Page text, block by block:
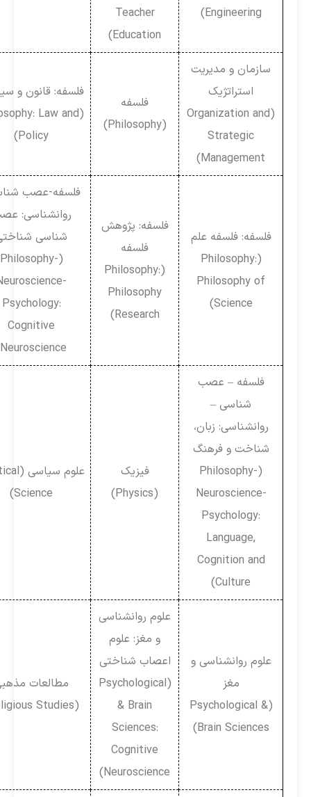
Engineering)
Teacher
Education)
سازمان و مدیریت
استراتژیک
(Organization and
Strategic
Management)
فلسفه: قانون و سیاست
(Philosophy: Law and
Policy)
فلسفه: فلسفه علم
(Philosophy:
Philosophy of
Science)
فلسفه: پژوهش
(Philosophy:
Philosophy
Research)
فلسفه-عصب شناسی-
روانشناسی: عصب
شناسی شناختی
(Philosophy-
Neuroscience-
Psychology:
Cognitive
Neuroscience)
فلسفه – عصب
شناسی –
روانشناسی: زبان،
شناخت و فرهنگ
(Philosophy-
Neuroscience-
Psychology:
Language,
Cognition and
Culture)
فیزیک
علوم سیاسی (Political
Science)
علوم روانشناسی و
(Psychological &
Brain Sciences)
علوم روانشناسی
و مغز: علوم
اعصاب شناختی
(Psychological
& Brain
Sciences:
Cognitive
Neuroscience)
مطالعات مذهبی